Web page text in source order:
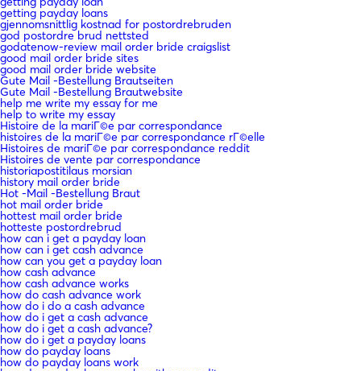
getting payday loans
gjennomsnittlig kostnad for postordrebruden
god postordre brud nettsted
godatenow-review mail order bride craigslist
good mail order bride sites
good mail order bride website
Gute Mail -Bestellung Brautseiten
Gute Mail -Bestellung Brautwebsite
help me write my essay for me
help to write my essay
Histoire de la mariГ©e par correspondance
histoires de la mariГ©e par correspondance rГ©elle
Histoires de mariГ©e par correspondance reddit
Histoires de vente par correspondance
historiapostitilaus morsian
history mail order bride
Hot -Mail -Bestellung Braut
hot mail order bride
hottest mail order bride
hotteste postordrebrud
how can i get a payday loan
how can i get cash advance
how can you get a payday loan
how cash advance
how cash advance works
how do cash advance work
how do i do a cash advance
how do i get a cash advance
how do i get a cash advance?
how do i get a payday loans
how do payday loans
how do payday loans work